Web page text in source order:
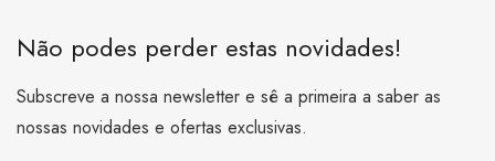
Não podes perder estas novidades!
Subscreve a nossa newsletter e sê a primeira a saber as
nossas novidades e ofertas exclusivas.